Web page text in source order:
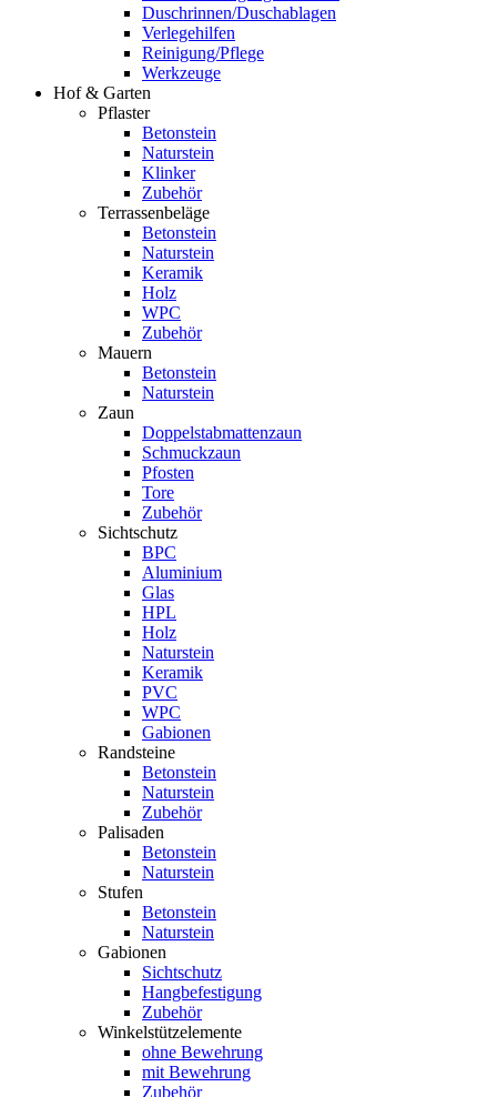
Duschrinnen/Duschablagen
Verlegehilfen
Reinigung/Pflege
Werkzeuge
Hof & Garten
Pflaster
Betonstein
Naturstein
Klinker
Zubehör
Terrassenbeläge
Betonstein
Naturstein
Keramik
Holz
WPC
Zubehör
Mauern
Betonstein
Naturstein
Zaun
Doppelstabmattenzaun
Schmuckzaun
Pfosten
Tore
Zubehör
Sichtschutz
BPC
Aluminium
Glas
HPL
Holz
Naturstein
Keramik
PVC
WPC
Gabionen
Randsteine
Betonstein
Naturstein
Zubehör
Palisaden
Betonstein
Naturstein
Stufen
Betonstein
Naturstein
Gabionen
Sichtschutz
Hangbefestigung
Zubehör
Winkelstützelemente
ohne Bewehrung
mit Bewehrung
Zubehör